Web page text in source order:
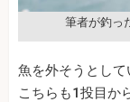
筆者が釣っ
魚を外そうとして
こちらも1投目か